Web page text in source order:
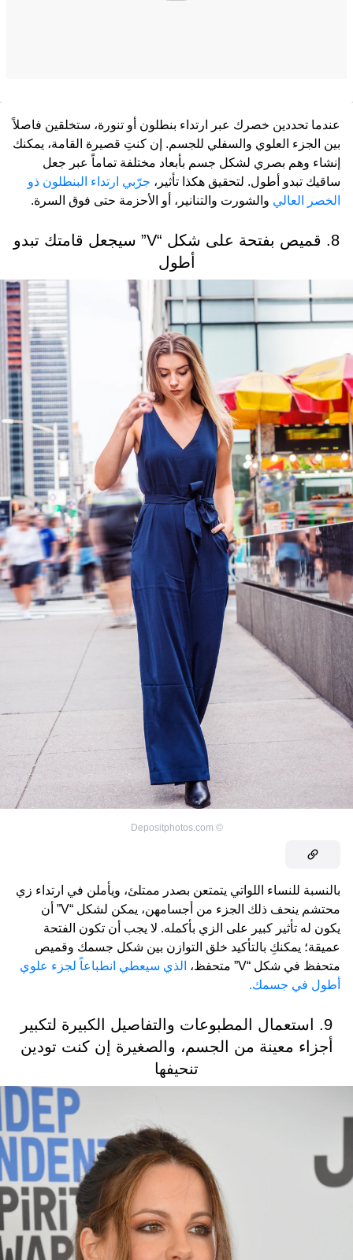
عندما تحددين خصرك عبر ارتداء بنطلون أو تنورة، ستخلقين فاصلاً
بين الجزء العلوي والسفلي للجسم. إن كنتِ قصيرة القامة، يمكنك
إنشاء وهم بصري لشكل جسم بأبعاد مختلفة تماماً عبر جعل
ساقيك تبدو أطول. لتحقيق هكذا تأثير، جرّبي ارتداء البنطلون ذو
الخصر العالي والشورت والتنانير، أو الأحزمة حتى فوق السرة.
8. قميص بفتحة على شكل “ V” سيجعل قامتك تبدو
أطول
©
Depositphotos.com
بالنسبة للنساء اللواتي يتمتعن بصدر ممتلئ، ويأملن في ارتداء زي
محتشم ينحف ذلك الجزء من أجسامهن، يمكن لشكل “V” أن
يكون له تأثير كبير على الزي بأكمله. لا يجب أن تكون الفتحة
عميقة؛ يمكنكِ بالتأكيد خلق التوازن بين شكل جسمك وقميص
متحفظ في شكل “V” متحفظ، الذي سيعطي انطباعاً لجزء علوي
أطول في جسمك.
9. استعمال المطبوعات والتفاصيل الكبيرة لتكبير
أجزاء معينة من الجسم، والصغيرة إن كنت تودين
تنحيفها